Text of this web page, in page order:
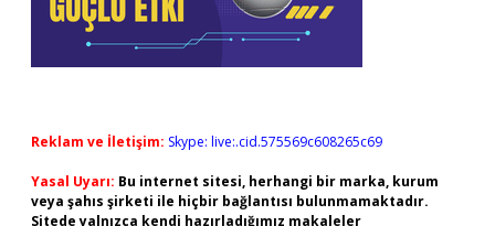
Reklam ve İletişim: Skype: live:.cid.575569c608265c69
Yasal Uyarı: Bu internet sitesi, herhangi bir marka, kurum
veya şahıs şirketi ile hiçbir bağlantısı bulunmamaktadır.
Sitede yalnızca kendi hazırladığımız makaleler